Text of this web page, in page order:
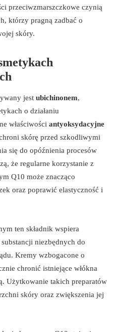
przeciwzmarszczkowe czynią
którzy pragną zadbać o
skóry.
jest ubichinonem,
o działaniu
właściwości antyoksydacyjne
skórę przed szkodliwymi
się do opóźnienia procesów
że regularne korzystanie z
Q10 może znacząco
oraz poprawić elastyczność i
ten składnik wspiera
substancji niezbędnych do
Kremy wzbogacone o
chronić istniejące włókna
Użytkowanie takich preparatów
skóry oraz zwiększenia jej